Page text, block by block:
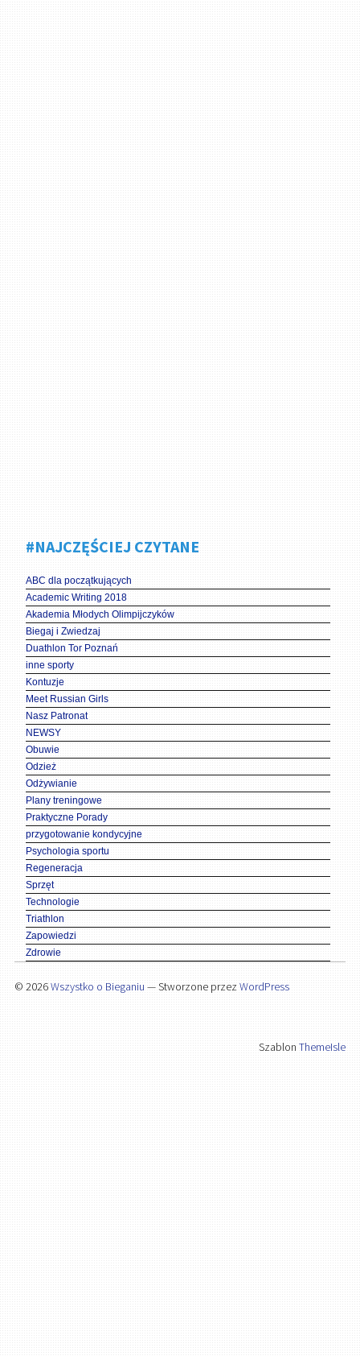
#NAJCZĘŚCIEJ CZYTANE
ABC dla początkujących
Academic Writing 2018
Akademia Młodych Olimpijczyków
Biegaj i Zwiedzaj
Duathlon Tor Poznań
inne sporty
Kontuzje
Meet Russian Girls
Nasz Patronat
NEWSY
Obuwie
Odzież
Odżywianie
Plany treningowe
Praktyczne Porady
przygotowanie kondycyjne
Psychologia sportu
Regeneracja
Sprzęt
Technologie
Triathlon
Zapowiedzi
Zdrowie
© 2026Wszystko o Bieganiu — Stworzone przezWordPress
SzablonThemeIsle